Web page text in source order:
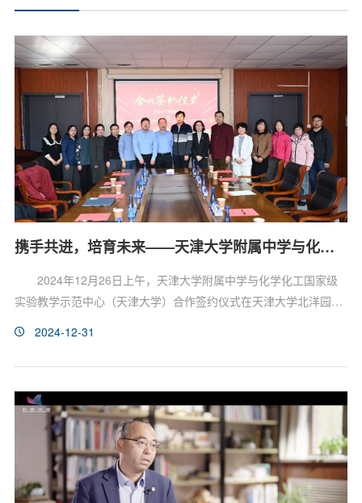
携手共进，培育未来——天津大学附属中学与化学化工国家级实验教学示范中心（天津大学）合作签约仪式圆满举行
2024年12月26日上午，天津大学附属中学与化学化工国家级
实验教学示范中心（天津大学）合作签约仪式在天津大学北洋园校
革。天大附中将充分利用化学化工国家级实验教学示范中心的优质
技能和创新能力，完善天大附中的化学教学质量，培养具有创...
2024-12-31